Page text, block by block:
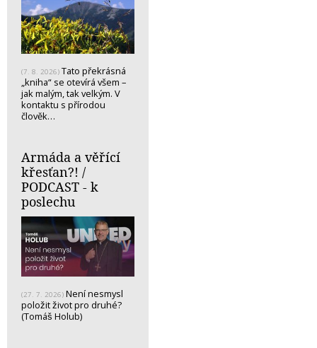
(7. 8. 2026) Tato překrásná
„kniha“ se otevírá všem –
jak malým, tak velkým. V
kontaktu s přírodou
člověk…
Armáda a věřící
křesťan?! /
PODCAST - k
poslechu
(27. 7. 2026) Není nesmysl
položit život pro druhé?
(Tomáš Holub)